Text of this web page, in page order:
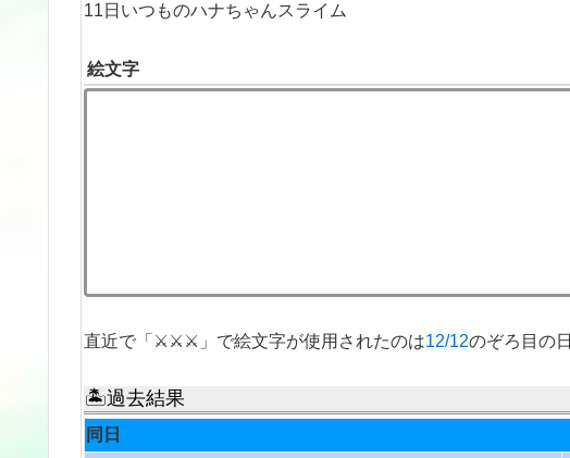
11日いつものハナちゃんスライム
絵文字
直近で「⚔⚔⚔」で絵文字が使用されたのは12/12のぞろ目の日
🏝過去結果
同日